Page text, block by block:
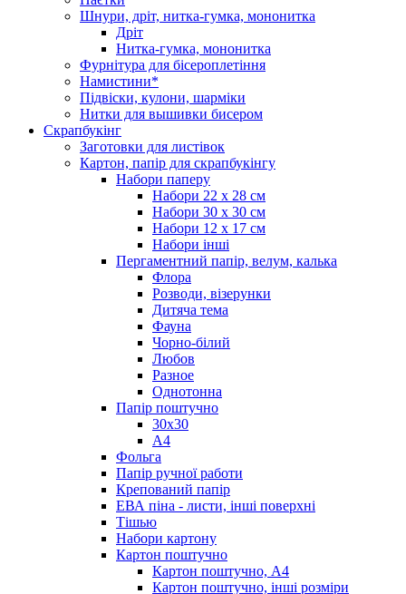
Шнури, дріт, нитка-гумка, мононитка
Дріт
Нитка-гумка, мононитка
Фурнітура для бісероплетіння
Намистини*
Підвіски, кулони, шарміки
Нитки для вышивки бисером
Скрапбукінг
Заготовки для листівок
Картон, папір для скрапбукінгу
Набори паперу
Набори 22 х 28 см
Набори 30 х 30 см
Набори 12 х 17 см
Набори інші
Пергаментний папір, велум, калька
Флора
Розводи, візерунки
Дитяча тема
Фауна
Чорно-білий
Любов
Разное
Однотонна
Папір поштучно
30х30
А4
Фольга
Папір ручної работи
Крепований папір
ЕВА піна - листи, інші поверхні
Тішью
Набори картону
Картон поштучно
Картон поштучно, А4
Картон поштучно, інші розміри